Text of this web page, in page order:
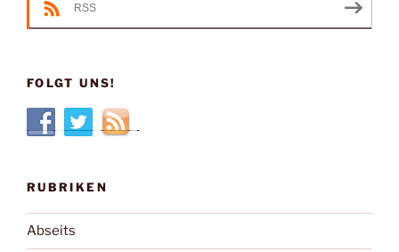
RSS
FOLGT UNS!
RUBRIKEN
Abseits